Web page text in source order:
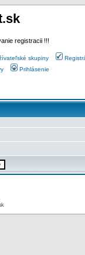
registracii !!!
skupiny
Prihlásenie